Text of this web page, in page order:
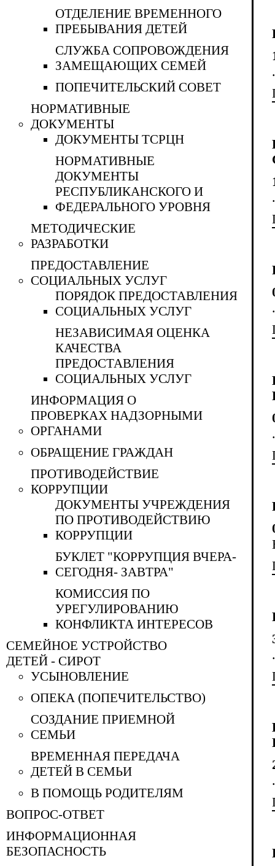
ОТДЕЛЕНИЕ ВРЕМЕННОГО
ПРЕБЫВАНИЯ ДЕТЕЙ
CЛУЖБА СОПРОВОЖДЕНИЯ
ЗАМЕЩАЮЩИХ СЕМЕЙ
ПОПЕЧИТЕЛЬСКИЙ СОВЕТ
НОРМАТИВНЫЕ
ДОКУМЕНТЫ
ДОКУМЕНТЫ ТСРЦН
НОРМАТИВНЫЕ
ДОКУМЕНТЫ
РЕСПУБЛИКАНСКОГО И
ФЕДЕРАЛЬНОГО УРОВНЯ
МЕТОДИЧЕСКИЕ
РАЗРАБОТКИ
ПРЕДОСТАВЛЕНИЕ
СОЦИАЛЬНЫХ УСЛУГ
ПОРЯДОК ПРЕДОСТАВЛЕНИЯ
СОЦИАЛЬНЫХ УСЛУГ
НЕЗАВИСИМАЯ ОЦЕНКА
КАЧЕСТВА
ПРЕДОСТАВЛЕНИЯ
СОЦИАЛЬНЫХ УСЛУГ
ИНФОРМАЦИЯ О
ПРОВЕРКАХ НАДЗОРНЫМИ
ОРГАНАМИ
ОБРАЩЕНИЕ ГРАЖДАН
ПРОТИВОДЕЙСТВИЕ
КОРРУПЦИИ
ДОКУМЕНТЫ УЧРЕЖДЕНИЯ
ПО ПРОТИВОДЕЙСТВИЮ
КОРРУПЦИИ
БУКЛЕТ "КОРРУПЦИЯ ВЧЕРА-
СЕГОДНЯ- ЗАВТРА"
КОМИССИЯ ПО
УРЕГУЛИРОВАНИЮ
КОНФЛИКТА ИНТЕРЕСОВ
СЕМЕЙНОЕ УСТРОЙСТВО
ДЕТЕЙ - СИРОТ
УСЫНОВЛЕНИЕ
ОПЕКА (ПОПЕЧИТЕЛЬСТВО)
СОЗДАНИЕ ПРИЕМНОЙ
СЕМЬИ
ВРЕМЕННАЯ ПЕРЕДАЧА
ДЕТЕЙ В СЕМЬИ
В ПОМОЩЬ РОДИТЕЛЯМ
ВОПРОС-ОТВЕТ
ИНФОРМАЦИОННАЯ
БЕЗОПАСНОСТЬ